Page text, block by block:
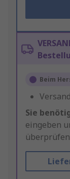
Beim
Sie
eingeben